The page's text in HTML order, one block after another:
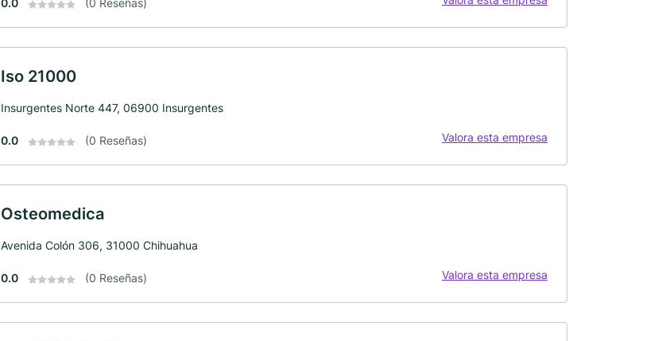
0.0 (0 Reseñas)
Iso 21000
Insurgentes Norte 447, 06900 Insurgentes
0.0 (0 Reseñas) Valora esta empresa
Osteomedica
Avenida Colón 306, 31000 Chihuahua
0.0 (0 Reseñas) Valora esta empresa